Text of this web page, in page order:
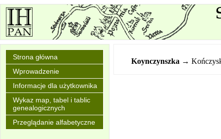
Strona główna
Wprowadzenie
Informacje dla użytkownika
Wykaz map, tabel i tablic
genealogicznych
Przeglądanie alfabetyczne
Koynczynszka →